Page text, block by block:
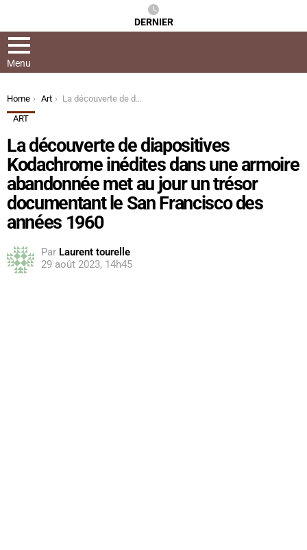
DERNIER
Menu
You are here:
Home Art
La découverte de diapositives Kodachrome inédites dans une armoire abandonnée met au jour un trésor documentant le San Francisco des années 1960
ART
La découverte de diapositives
Kodachrome inédites dans une armoire
abandonnée met au jour un trésor
documentant le San Francisco des
années 1960
Par Laurent tourelle
29 août 2023, 14h45